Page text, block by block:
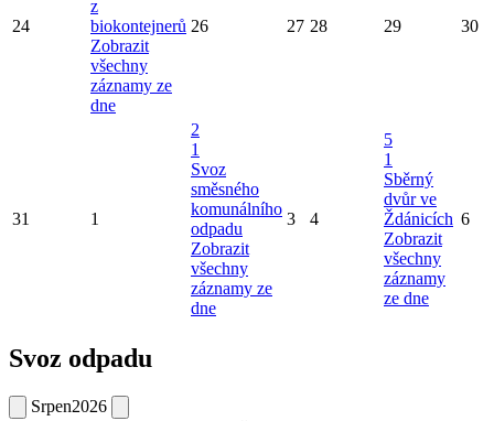
24
z
biokontejnerů
Zobrazit
všechny
záznamy ze
dne
26 27 28 29 30
31 1
2
1
Svoz
směsného
komunálního
odpadu
Zobrazit
všechny
záznamy ze
dne
3 4
5
1
Sběrný
dvůr ve
Ždánicích
Zobrazit
všechny
záznamy
ze dne
6
Svoz odpadu
Srpen2026